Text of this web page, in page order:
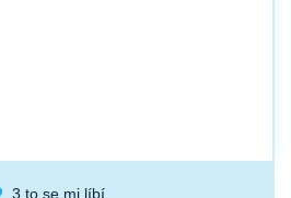
3 to se mi líbí